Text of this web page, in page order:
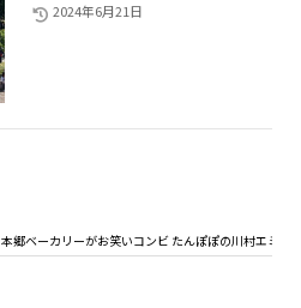
2024年6月21日
本郷ベーカリーがお笑いコンビ たんぽぽの川村エミコ